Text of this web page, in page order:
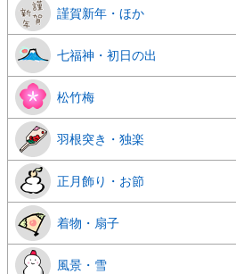
謹賀新年・ほか
七福神・初日の出
松竹梅
羽根突き・独楽
正月飾り・お節
着物・扇子
風景・雪